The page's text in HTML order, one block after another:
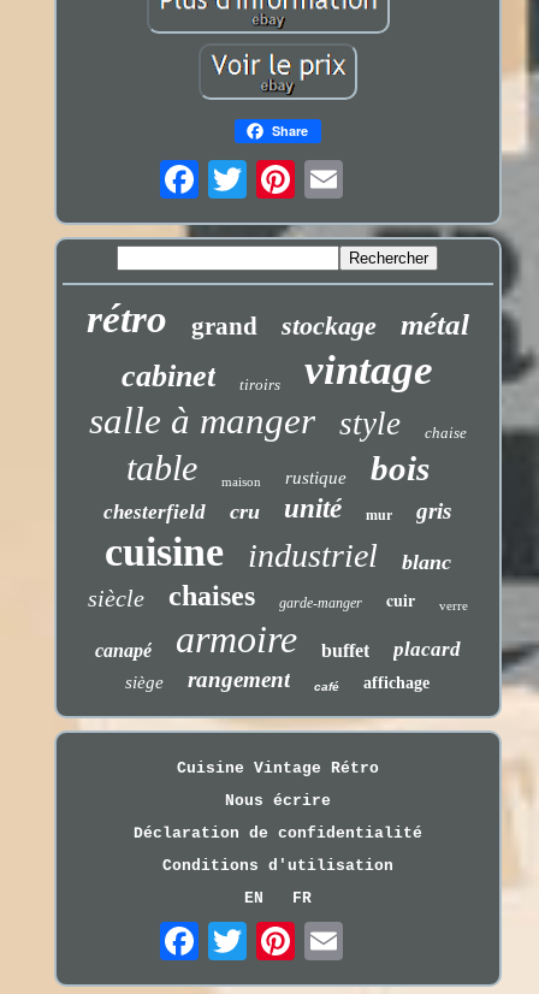
Share
rétro grand stockage métal
cabinet tiroirs vintage
salle à manger style chaise
table maison rustique bois
chesterfield cru unité mur gris
cuisine industriel blanc
siècle chaises garde-manger cuir verre
canapé armoire buffet placard
siège rangement café affichage
Cuisine Vintage Rétro
Nous écrire
Déclaration de confidentialité
Conditions d'utilisation
EN
FR